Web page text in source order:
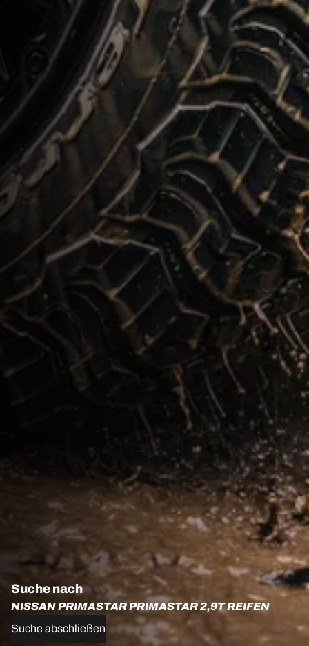
Suche nach
NISSAN PRIMASTAR PRIMASTAR 2,9T REIFEN
Suche abschließen